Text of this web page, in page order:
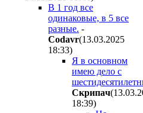
В 1 год все
одинаковые, в 5 все
разные. -
Codavr(13.03.2025
18:33)
Я в основном
имею дело с
Cкpипaч
18:39)